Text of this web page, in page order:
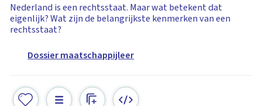
Nederland is een rechtsstaat. Maar wat betekent dat
eigenlijk? Wat zijn de belangrijkste kenmerken van een
rechtsstaat?
Dossier maatschappijleer